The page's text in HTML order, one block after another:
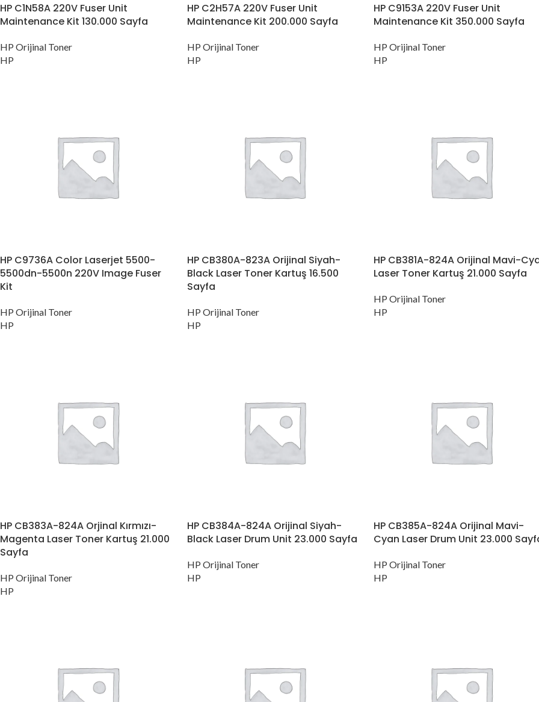
HP C1N58A 220V Fuser Unit
Maintenance Kit 130.000 Sayfa
HP Orijinal Toner
HP
HP C2H57A 220V Fuser Unit
Maintenance Kit 200.000 Sayfa
HP Orijinal Toner
HP
HP C9153A 220V Fuser Unit
Maintenance Kit 350.000 Sayfa
HP Orijinal Toner
HP
HP C9736A Color Laserjet 5500-
5500dn-5500n 220V Image Fuser
Kit
HP Orijinal Toner
HP
HP CB380A-823A Orijinal Siyah-
Black Laser Toner Kartuş 16.500
Sayfa
HP Orijinal Toner
HP
HP CB381A-824A Orijinal Mavi-
Laser Toner Kartuş 21.000 Sayfa
HP Orijinal Toner
HP
HP CB383A-824A Orjinal Kırmızı-
Magenta Laser Toner Kartuş 21.000
Sayfa
HP Orijinal Toner
HP
HP CB384A-824A Orijinal Siyah-
Black Laser Drum Unit 23.000 Sayfa
HP Orijinal Toner
HP
HP CB385A-824A Orijinal Mavi-
Cyan Laser Drum Unit 23.000
HP Orijinal Toner
HP